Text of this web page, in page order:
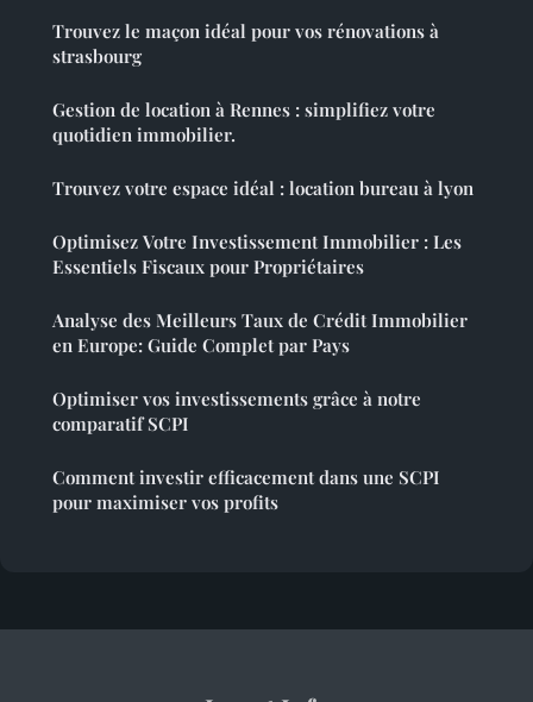
Trouvez le maçon idéal pour vos rénovations à
strasbourg
Gestion de location à Rennes : simplifiez votre
quotidien immobilier.
Trouvez votre espace idéal : location bureau à lyon
Optimisez Votre Investissement Immobilier : Les
Essentiels Fiscaux pour Propriétaires
Analyse des Meilleurs Taux de Crédit Immobilier
en Europe: Guide Complet par Pays
Optimiser vos investissements grâce à notre
comparatif SCPI
Comment investir efficacement dans une SCPI
pour maximiser vos profits